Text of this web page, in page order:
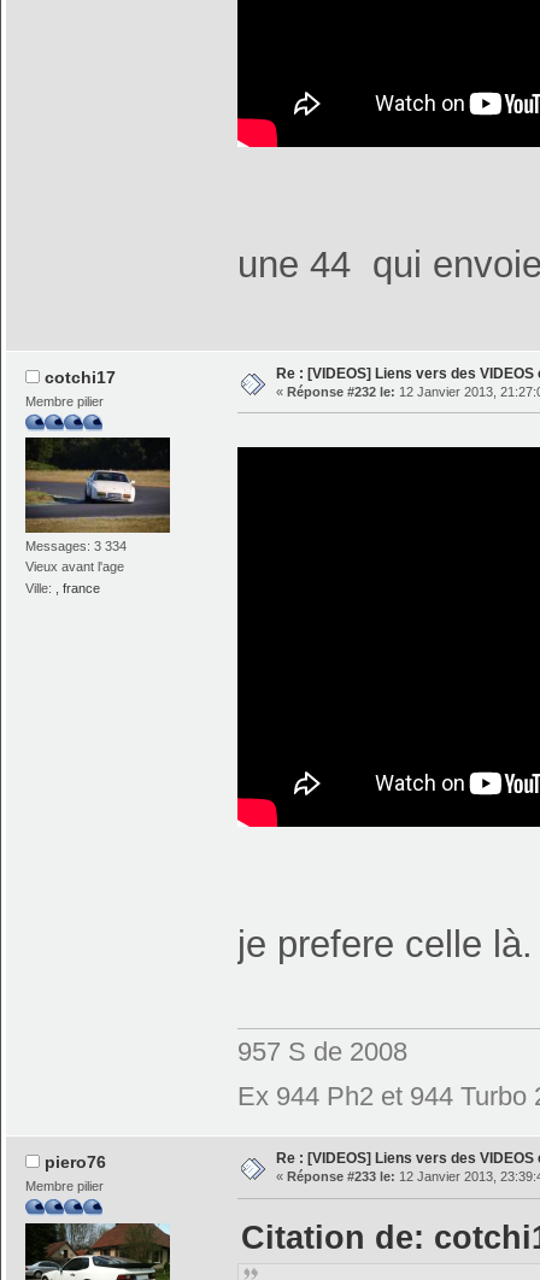
une 44 qui
cotchi17
Membre pilier
Messages: 3 334
Vieux avant l'age
Ville:
, france
Re : [VIDEOS] Liens vers des
« Réponse #232 le: 12 Janvier 2013,
je prefere celle
957 S de 2008
Ex 944 Ph2 et 944 Turbo
piero76
Membre pilier
Re : [VIDEOS] Liens vers des
« Réponse #233 le: 12 Janvier 2013,
Citation de: